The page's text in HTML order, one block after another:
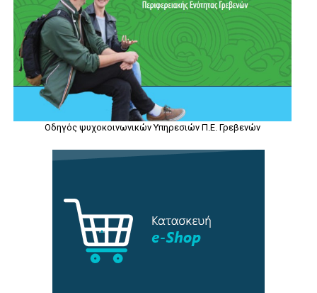
Οδηγός ψυχοκοινωνικών Υπηρεσιών Π.Ε. Γρεβενών